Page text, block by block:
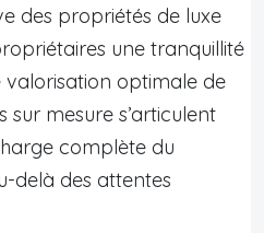
des propriétés de luxe
une tranquillité
valorisation optimale de
sur mesure s’articulent
complète du
delà des attentes